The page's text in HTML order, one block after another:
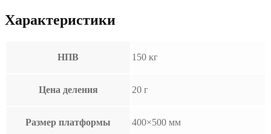
Характеристики
НПВ 150 кг
Цена деления 20 г
Размер платформы 400×500 мм